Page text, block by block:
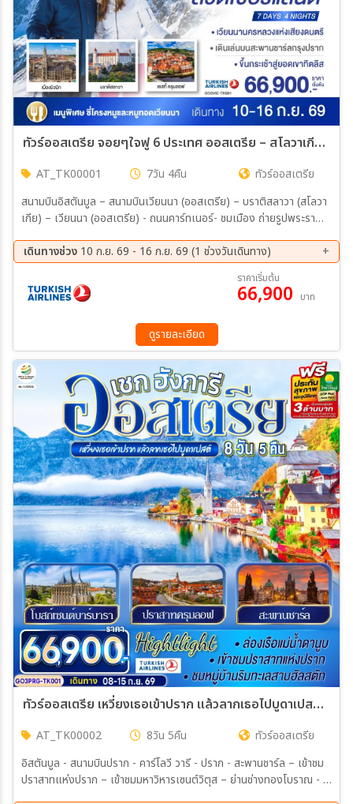
ทัวร์ออสเตรีย จอยๆใจฟู 6 ประเทศ ออสเตรีย – สโลวาเกีย - เชก - เยอรมนี – ลิกเตนสไตน์ - สวิตเซอร์แลนด์ 7วัน 4คืน (TK)
AT_TK00001 7วัน 4คืน
ทัวร์ออสเตรีย
สนามบินอิสตันบูล – สนามบินเวียนนา (ออสเตรีย) – บราติสลาวา (สโลวา
เกีย) – เวียนนา (ออสเตรีย) - ถนนคาร์ทเนอร์- ชมเมือง ถ่ายรูปพระรา
ครุมลอฟ - มิวนิก (เยอรมนี) – จัตุรัสมาเรียนพลาสท์ – วาดุซ (ลิกเตนส
ไตน์) - ซุก (สวิตเซอร์แลนด์) – ร้านช่างทองโบราณ - ลูเซิร์น – สิงโตหิน
แกะสลัก – สะพานไม้ชาเปล - ซูริค - ขึ้นกระเช้าสู่ยอดเขาทิตลิส – ชมถ้ำน้ำ
แข็ง - สนามบินซูริค - สนามบินสุวรรณภูมิ
เดินทางช่วง 10 ก.ย. 69 - 16 ก.ย. 69 (1 ช่วงวันเดินทาง)
ราคาเริ่มต้น
66,900 บาท
ดูรายละเอียด
ทัวร์ออสเตรีย เหวี่ยงเธอเข้าปราก แล้วลากเธอไปบูดาเปสต์ เชก ออสเตรีย ฮังการี 8วัน 5คืน (TK)
AT_TK00002 8วัน 5คืน
ทัวร์ออสเตรีย
อิสตันบูล - สนามบินปราก - คาร์โลวี วารี - ปราก - สะพานชาร์ล – เข้าชม
ปราสาทแห่งปราก – เข้าชมมหาวิหารเซนต์วิตุส – ย่านช่างทองโบราณ - คุ